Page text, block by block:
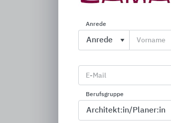
Das
Anrede
Vorname
E-Mail
Berufsgruppe